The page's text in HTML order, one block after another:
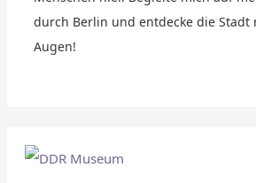
durch Berlin und entdecke die Stadt
Augen!